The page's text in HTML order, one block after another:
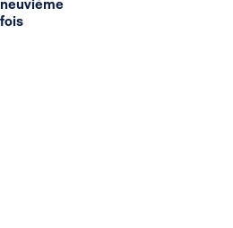
neuvième
fois